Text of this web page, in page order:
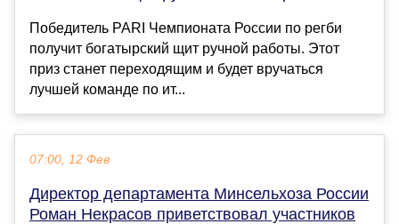
Победитель PARI Чемпионата России по регби
получит богатырский щит ручной работы. Этот
приз станет переходящим и будет вручаться
лучшей команде по ит...
07:00, 12 Фев
Директор департамента Минсельхоза России
Роман Некрасов приветствовал участников